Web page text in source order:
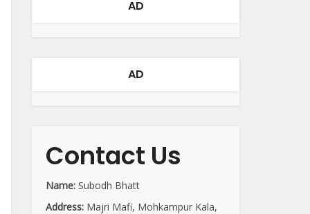
AD
AD
Contact Us
Name: Subodh Bhatt
Address: Majri Mafi, Mohkampur Kala,